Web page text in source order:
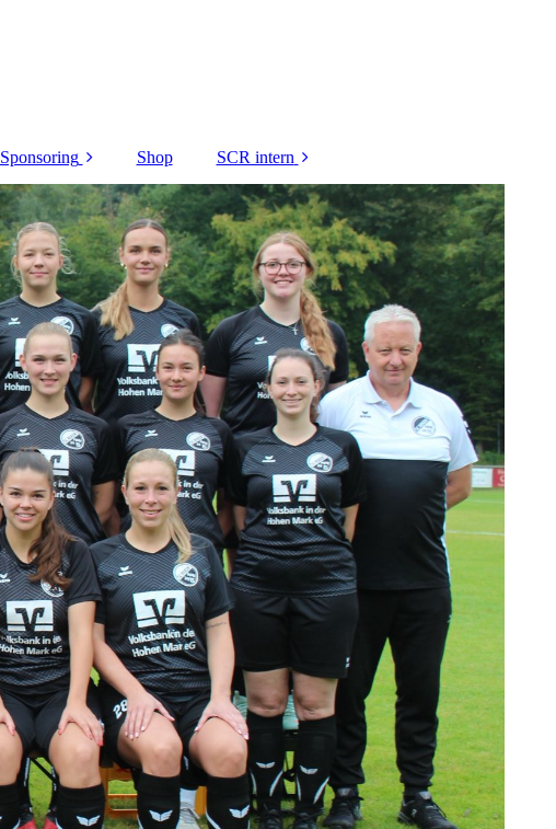
Sponsoring
Wir sagen DANKE
Jobs bei unsere
Sponsoren
Shop SCR intern
Platzbelegung
Jugendabteilung
intern
Leitfaden zum
Spielbetrieb